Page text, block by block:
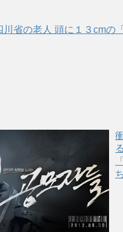
川省の老人 頭に１３cmの